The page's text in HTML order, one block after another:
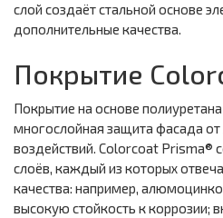
слой создаёт стальной основе
дополнительные качества.
Покрытие
Покрытие на основе
многослойная защита фасада
воздействий. Colorcoat Prisma®
слоёв, каждый из которых
качества: например,
высокую стойкость к коррозии;